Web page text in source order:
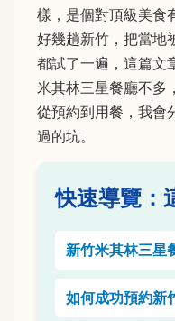
樣，是個對頂級美食
好幾趟新竹，把當地
都試了一遍，這篇文
米其林三星餐廳不多
從預約到用餐，我會
過的坑。
快速導覽：
新竹米其林三星
如何成功預約新